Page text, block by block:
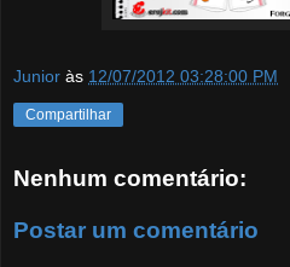
Junior às 12/07/2012 03:28:00 PM
Compartilhar
Nenhum comentário:
Postar um comentário